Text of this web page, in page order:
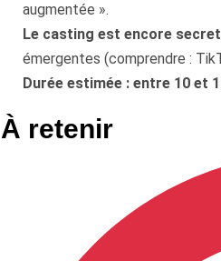
augmentée ».
Le casting est encore secret
émergentes (comprendre :
Durée estimée : entre 10 et
À retenir